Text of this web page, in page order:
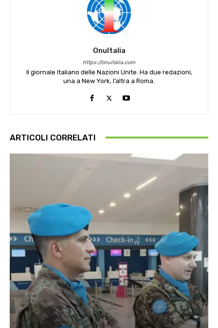
OnuItalia
https://onuitalia.com
Il giornale Italiano delle Nazioni Unite. Ha due redazioni,
una a New York, l’altra a Roma.
ARTICOLI CORRELATI